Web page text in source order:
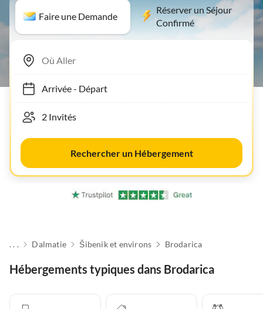
Faire une Demande
Réserver un Séjour
Confirmé
Arrivée- Départ
Rechercher un Hébergement
. . . Dalmatie Šibenik et environs Brodarica
Hébergements typiques dans Brodarica